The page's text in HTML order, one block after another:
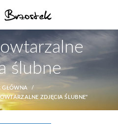
ślubne
GŁÓWNA
ZDJĘCIA ŚLUBNE"